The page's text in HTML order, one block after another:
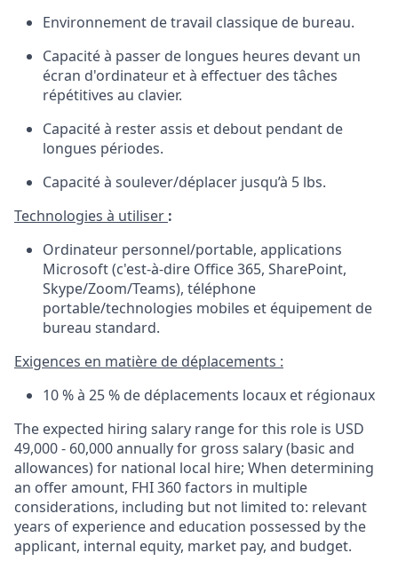
Environnement de travail classique de bureau.
Capacitéà passer de longues heures devant un
écran d'ordinateur età effectuer des tâches
répétitives au clavier.
Capacitéà resterassis et debout pendant de
longues périodes.
Capacitéà soulever/déplacer jusqu’à 5 lbs.
Technologies à utiliser :
Ordinateur personnel/portable, applications
Microsoft (c'est-à-dire Office 365, SharePoint,
Skype/Zoom/Teams), téléphone
portable/technologies mobiles et équipement de
bureau standard.
Exigences en matière de déplacements :
10 % à 25 % de déplacements locaux et régionaux
The expected hiring salary range for this role is USD
49,000 - 60,000 annually for gross salary (basic and
allowances) for national local hire; When determining
an offer amount, FHI 360 factors in multiple
considerations, including but not limited to: relevant
years of experience and education possessed by the
applicant, internal equity, market pay, and budget.